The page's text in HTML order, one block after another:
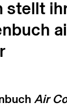
stellt
Air